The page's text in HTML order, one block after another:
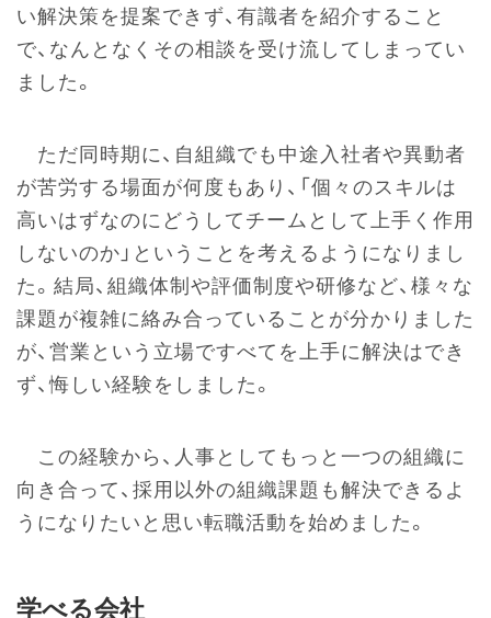
い解決策を提案できず、有識者を紹介すること
で、なんとなくその相談を受け流してしまってい
ました。
ただ同時期に、自組織でも中途入社者や異動者
が苦労する場面が何度もあり、「個々のスキルは
高いはずなのにどうしてチームとして上手く作用
しないのか」ということを考えるようになりまし
た。結局、組織体制や評価制度や研修など、様々な
課題が複雑に絡み合っていることが分かりました
が、営業という立場ですべてを上手に解決はでき
ず、悔しい経験をしました。
この経験から、人事としてもっと一つの組織に
向き合って、採用以外の組織課題も解決できるよ
うになりたいと思い転職活動を始めました。
学べる会社